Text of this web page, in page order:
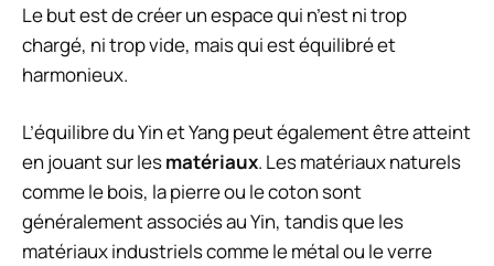
Le but est de créer un espace qui n’est ni trop
chargé, ni trop vide, mais qui est équilibré et
harmonieux.
L’équilibre du Yin et Yang peut également être atteint
en jouant sur lesmatériaux. Les matériaux naturels
comme le bois, la pierre ou le coton sont
généralement associés au Yin, tandis que les
matériaux industriels comme le métal ou le verre